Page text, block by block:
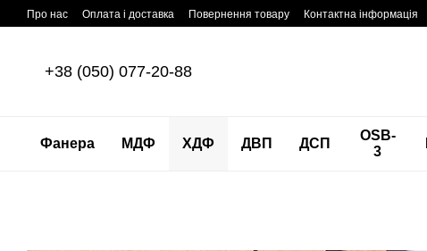
Перейти до основного контенту
Про нас Оплата і доставка Повернення товару Контактна інформація
+38 (050) 077-20-88
Фанера МДФ ХДФ ДВП ДСП
OSB-
3